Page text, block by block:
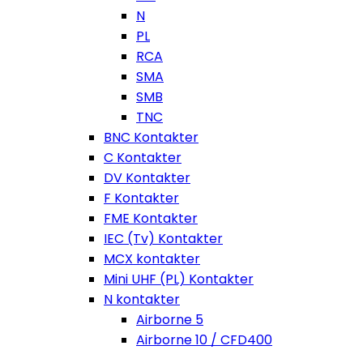
N
PL
RCA
SMA
SMB
TNC
BNC Kontakter
C Kontakter
DV Kontakter
F Kontakter
FME Kontakter
IEC (Tv) Kontakter
MCX kontakter
Mini UHF (PL) Kontakter
N kontakter
Airborne 5
Airborne 10 / CFD400